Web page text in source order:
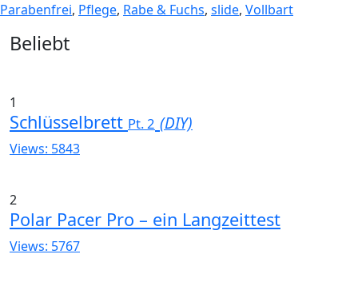
Parabenfrei, Pflege, Rabe & Fuchs, slide, Vollbart
Widgets
Beliebt
1
Schlüsselbrett Pt. 2 (DIY)
Views: 5843
2
Polar Pacer Pro – ein Langzeittest
Views: 5767